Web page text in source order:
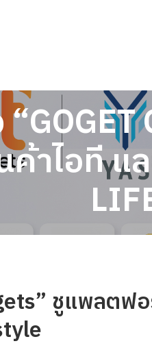
าไอที แ
ชูแพลตฟ